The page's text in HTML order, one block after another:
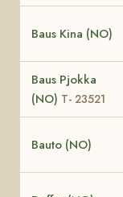
Baus Kina (NO)
Baus Pjokka
(NO) T- 23521
Bauto (NO)